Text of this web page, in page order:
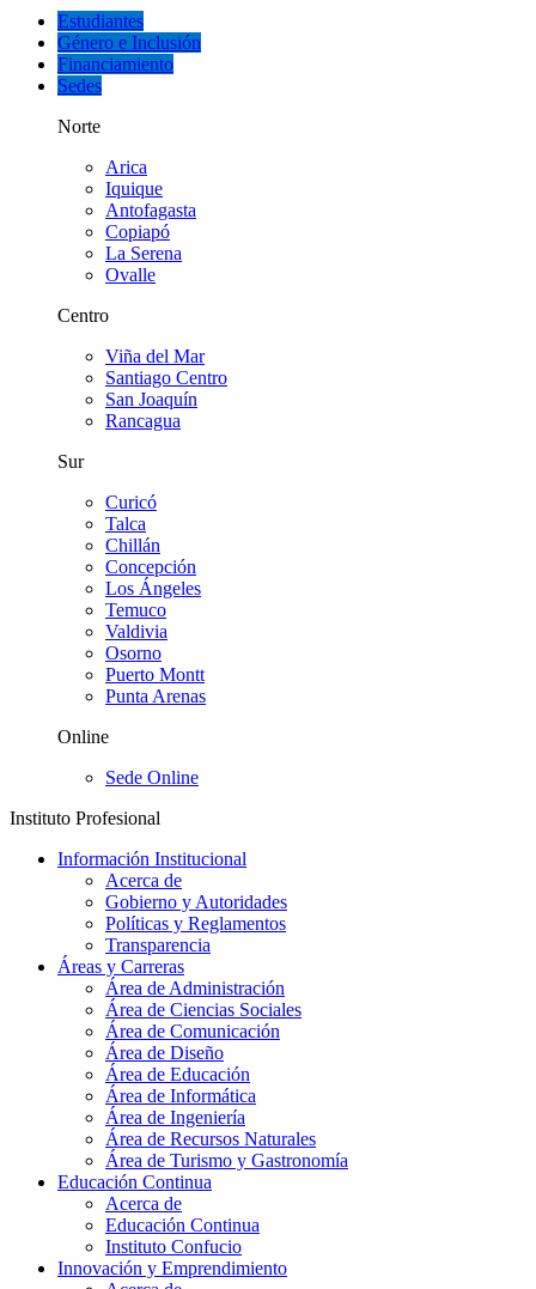
Estudiantes
Género e Inclusión
Financiamiento
Sedes
Norte
Arica
Iquique
Antofagasta
Copiapó
La Serena
Ovalle
Centro
Viña del Mar
Santiago Centro
San Joaquín
Rancagua
Sur
Curicó
Talca
Chillán
Concepción
Los Ángeles
Temuco
Valdivia
Osorno
Puerto Montt
Punta Arenas
Online
Sede Online
Instituto Profesional
Información Institucional
Acerca de
Gobierno y Autoridades​
Políticas y Reglamentos​
Transparencia
Áreas y Carreras
Área de Administración
Área de Ciencias Sociales
Área de Comunicación
Área de Diseño
Área de Educación
Área de Informática
Área de Ingeniería
Área de Recursos Naturales
Área de Turismo y Gastronomía
Educación Continua
Acerca de
Educación Continua
Instituto Confucio
Innovación y Emprendimiento